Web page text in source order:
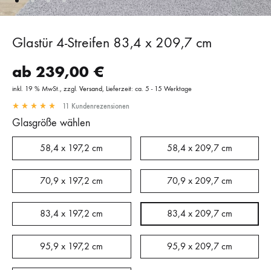
Glastür 4-Streifen 83,4 x 209,7 cm
ab 239,00 €
inkl. 19 % MwSt. zzgl. Versand Lieferzeit: ca. 5 - 15 Werktage
11 Kundenrezensionen
Glasgröße wählen
58,4 x 197,2 cm 58,4 x 209,7 cm
70,9 x 197,2 cm 70,9 x 209,7 cm
83,4 x 197,2 cm 83,4 x 209,7 cm
95,9 x 197,2 cm 95,9 x 209,7 cm